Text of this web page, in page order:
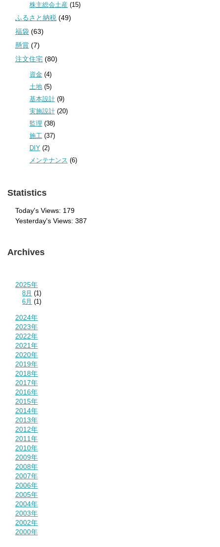
株主総会土産 (15)
ふるさと納税 (49)
福袋 (63)
懸賞 (7)
注文住宅 (80)
資金(4)
土地(5)
基本設計(9)
実施設計(20)
監理 (38)
施工 (37)
DIY(2)
メンテナンス (6)
Statistics
Today's Views: 179
Yesterday's Views: 387
Archives
2025年
8月 (1)
6月 (1)
2024年
2023年
2022年
2021年
2020年
2019年
2018年
2017年
2016年
2015年
2014年
2013年
2012年
2011年
2010年
2009年
2008年
2007年
2006年
2005年
2004年
2003年
2002年
2000年